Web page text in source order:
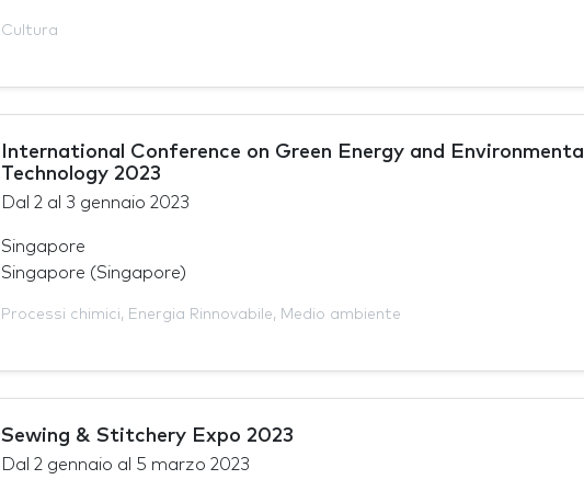
Cultura
International Conference on Green Energy and Environmental
Technology 2023
Dal 2 al 3 gennaio 2023
Singapore
Singapore (Singapore)
Processi chimici, Energia Rinnovabile, Medio ambiente
Sewing & Stitchery Expo 2023
Dal 2 gennaio al 5 marzo 2023